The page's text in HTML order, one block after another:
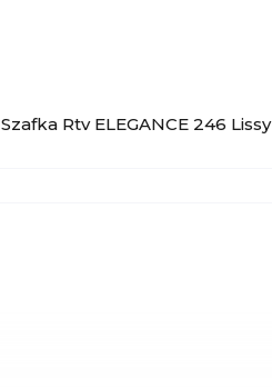
Szafka Rtv ELEGANCE 246 Lissy